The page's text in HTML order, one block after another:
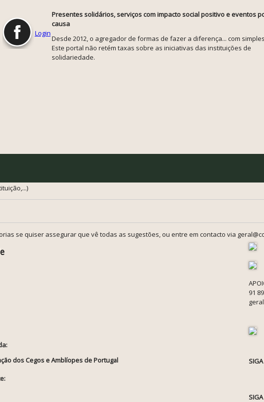
Login
Presentes solidários, serviços com impacto social positivo e eventos
causa
Desde 2012, o agregador de formas de fazer a diferença... com
Este portal não retém taxas sobre as iniciativas das instituições de
solidariedade.
se quiser assegurar que vê todas as sugestões, ou entre em contacto via
dos Cegos e Amblíopes de Portugal
91